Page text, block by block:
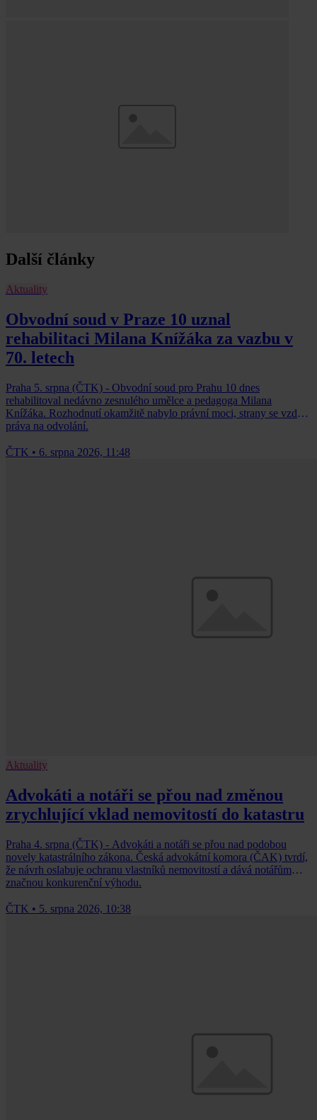
Další články
Aktuality
Obvodní soud v Praze 10 uznal
rehabilitaci Milana Knížáka za vazbu v
70. letech
Praha 5. srpna (ČTK) - Obvodní soud pro Prahu 10 dnes
rehabilitoval nedávno zesnulého umělce a pedagoga Milana
Knížáka. Rozhodnutí okamžitě nabylo právní moci, strany se vzdaly
práva na odvolání.
ČTK • 6. srpna 2026, 11:48
Aktuality
Advokáti a notáři se přou nad změnou
zrychlující vklad nemovitostí do katastru
Praha 4. srpna (ČTK) - Advokáti a notáři se přou nad podobou
novely katastrálního zákona. Česká advokátní komora (ČAK) tvrdí,
že návrh oslabuje ochranu vlastníků nemovitostí a dává notářům
značnou konkurenční výhodu.
ČTK • 5. srpna 2026, 10:38